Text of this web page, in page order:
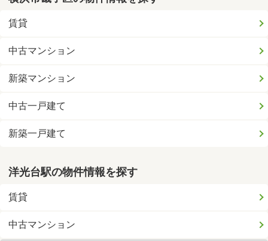
賃貸
中古マンション
新築マンション
中古一戸建て
新築一戸建て
洋光台駅の物件情報を探す
賃貸
中古マンション